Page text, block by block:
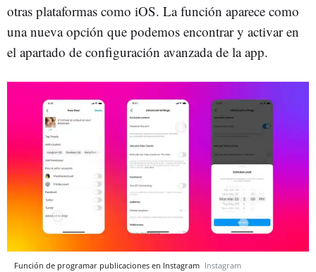
otras plataformas como iOS. La función aparece como
una nueva opción que podemos encontrar y activar en
el apartado de configuración avanzada de la app.
Función de programar publicaciones en Instagram Instagram